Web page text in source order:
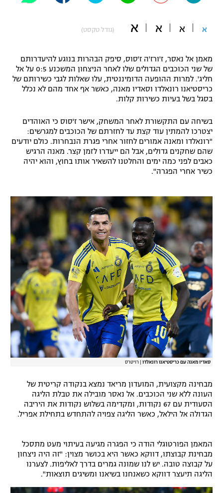
תקנון משתתפים וזוכים בפרסים
תקנון עבור פעילות אלקטרה
תקנון עבור פעילות ספורט 1 – "מרלן"
טניס
תנאי שימוש
תקנון פעילות ספורט 1
רשיון להקרנה פומבית לבית עסק
הצטרפות לחבילת הערוצים
לוח דרושים – ג'ובנט
תגיות
המגזין
כדורמים
פוטבול אמריקאי NFL
ספורט אתגרי ואקסטרים
אומנויות לחימה
א א א א (גודל טקסט)
מאמן אל נאסר, ז'ורז'ה ז'סוס, סיפק הבהרות בנוגע להיעדרותם
של שני הכוכבים הגדולים שלו לאחר הניצחון המשכנע 0:5 על אל
חליג'. למרות ההופעה הדומיננטית, עלו שאלות לגבי כשירותם של
כריסטיאנו רונאלדו וסאדיו מאנה, כאשר אף אחד מהם לא נכלל
בסגל בשל בעיות כשירות קלות.
בשיחה עם התקשורת לאחר המשחק, אישר ז'סוס כי האוהדים
יצטרכו להמתין עוד קצת עד לחזרתם של הכוכבים למגרשים:
"רונאלדו ומאנה אמורים לחזור אחרי פגרת הנבחרות. כולם יודעים
שהם שחקנים גדולים, אבל הם ייעדרו לזמן קצר. מאנה הרגיש
כאבים לפני כמה ימים והחלטנו להשאיר אותו בחוץ, והוא יהיה
כשיר אחרי הפגרה".
סאדיו מאנה עם כריסטיאנו רונאלדו רויטרס
מבחינה מקצועית, המועדון מריאד נמצא בנקודה קריטית של
העונה ללא שני הכוכבים. אל נאסר מובילה את טבלת הליגה
הסעודית עם 67 נקודות, ומקדימה בשלוש נקודות את היריבה
הגדולה אל הילאל, כאשר הליגה צפויה להתחדש בתחילת אפריל.
המאמן הפורטוגלי הודה כי הפגרה מגיעה בעיתוי מעט מתסכל
מבחינת קבוצתו, דווקא כאשר היא בכושר מצוין: "זה היה ניצחון
על קבוצה טובה. יש לנו שמונה גמרים בדרך לאליפות. לצערנו
הליגה תיעצר דווקא כשאנחנו בשיאנו ומשיגים תוצאות".